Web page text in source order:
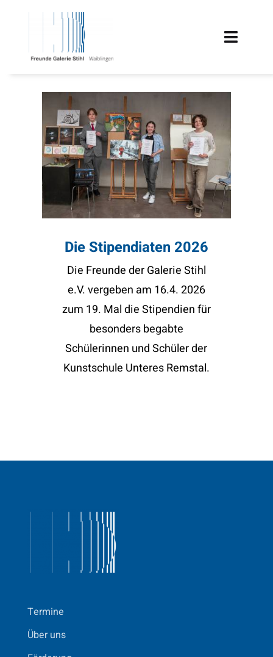
Toggle
TERMINE
ÜBER UNS
FÖRDERUNG
PROJEKTE
MITGLIEDSCHAFT
KONTAKT
Die Stipendiaten 2026
Die Freunde der Galerie Stihl
e.V. vergeben am 16.4. 2026
zum 19. Mal die Stipendien für
besonders begabte
Schülerinnen und Schüler der
Kunstschule Unteres Remstal.
Termine
Über uns